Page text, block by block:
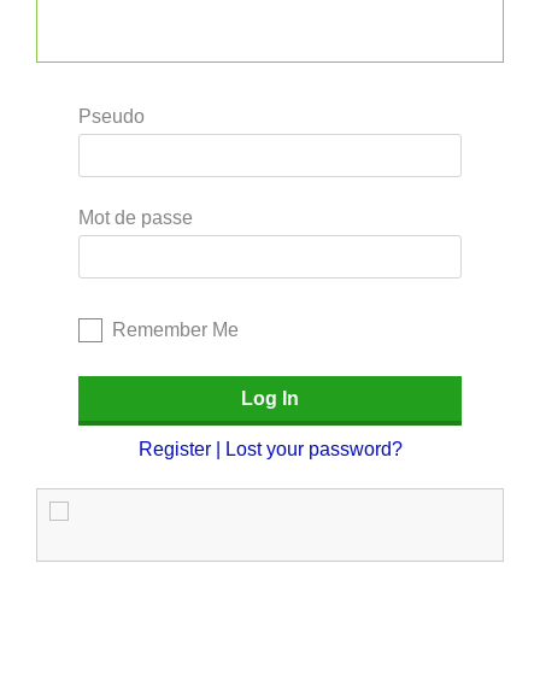
Pseudo
Mot de passe
Remember Me
Register| Lost your password?